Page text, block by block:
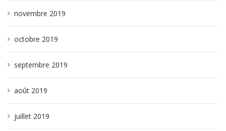
novembre 2019
octobre 2019
septembre 2019
août 2019
juillet 2019